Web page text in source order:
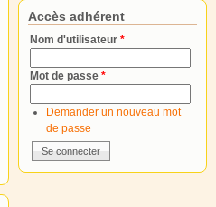
Accès adhérent
Nom d'utilisateur *
Mot de passe *
Demander un nouveau mot
de passe